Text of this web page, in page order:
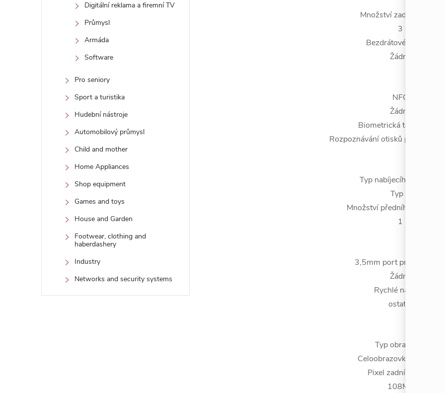
Digitální reklama a firemní TV
Průmysl
Armáda
Software
Pro seniory
Sport a turistika
Hudební nástroje
Automobilový průmysl
Child and mother
Home Appliances
Shop equipment
Games and toys
House and Garden
Footwear, clothing and
haberdashery
Industry
Networks and security systems
Množství zadní kamery
3
Bezdrátové nabíjení
Žádný
NFC
Žádný
Biometrická technologie
Rozpoznávání otisků prstů na
Typ nabíjecího rozhraní
Typ C
Množství předního
1
3,5mm port pro
Žádný
Rychlé nabíjení
ostatní
Typ obrazovky
Celoobrazovkový displej
Pixel zadní kamery
108MP